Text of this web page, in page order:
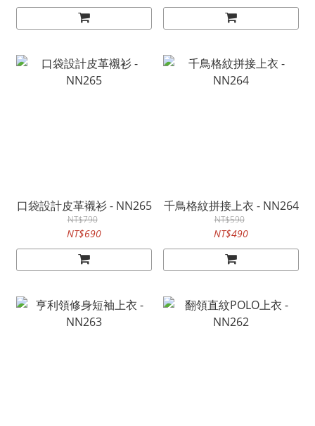
口袋設計皮革襯衫 - NN265
NT$790
NT$690
千鳥格紋拼接上衣 - NN264
NT$590
NT$490